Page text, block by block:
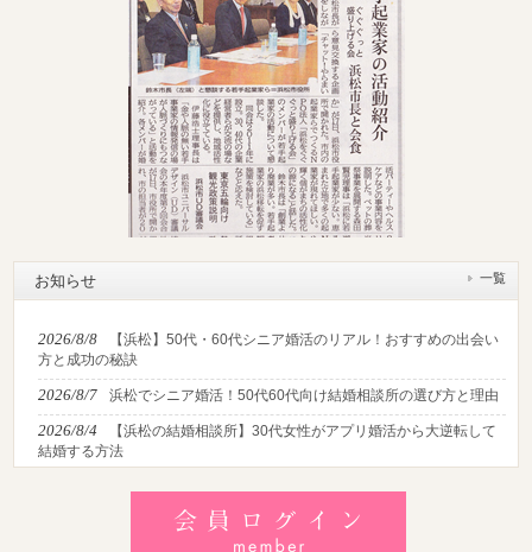
お知らせ 一覧
2026/8/8
【浜松】50代・60代シニア婚活のリアル！おすすめの出会い
方と成功の秘訣
2026/8/7 浜松でシニア婚活！50代60代向け結婚相談所の選び方と理由
2026/8/4
【浜松の結婚相談所】30代女性がアプリ婚活から大逆転して
結婚する方法
しいデートの服装・スポット徹底解説
【浜松】アラフォー男性が婚活で無双する3つの戦略！30代